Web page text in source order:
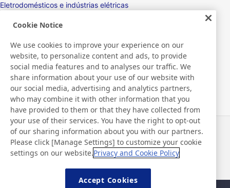
Eletrodomésticos e indústrias elétricas
Monitores
Dispositivos eletrônicos
Médico
Produtos de embalagem/Mquinas de empacotamento
Produtos de consumo/Produtos de cuidados pessoais
Notícias
Contato
Perguntas frequentes
Cookie Notice
We use cookies to improve your experience on our
website, to personalize content and ads, to provide
social media features and to analyses our traffic. We
share information about your use of our website with
our social media, advertising and analytics partners,
who may combine it with other information that you
have provided to them or that they have collected from
your use of their services. You have the right to opt-out
of our sharing information about you with our partners.
Please click [Manage Settings] to customize your cookie
settings on our website.Privacy and Cookie Policy
Accept Cookies